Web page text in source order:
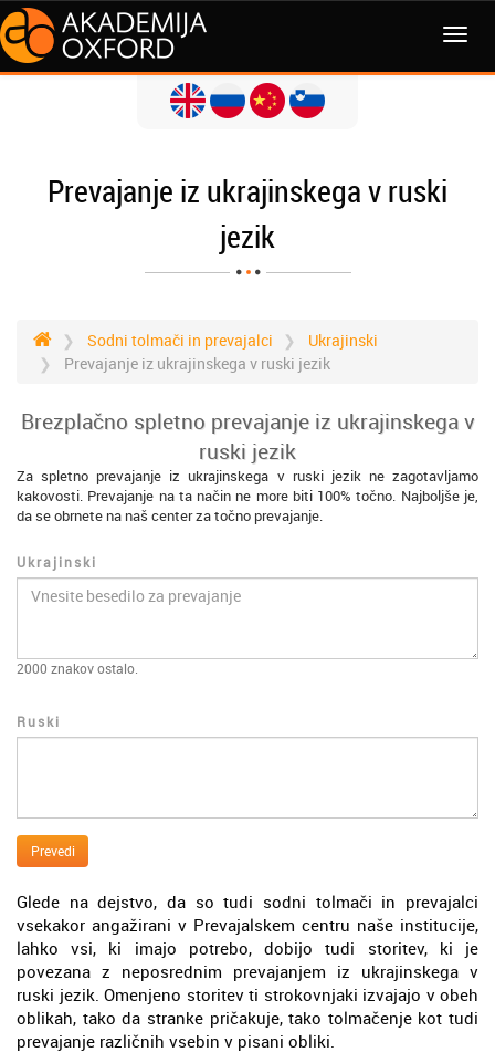
MENI
Prevajanje iz ukrajinskega v ruski
jezik
Sodni tolmači in prevajalci
Ukrajinski
Prevajanje iz ukrajinskega v ruski jezik
Brezplačno spletno prevajanje iz ukrajinskega v
ruski jezik
Za spletno prevajanje iz ukrajinskega v ruski jezik ne zagotavljamo
kakovosti. Prevajanje na ta način ne more biti 100% točno. Najboljše je,
da se obrnete na naš center za točno prevajanje.
Ukrajinski
2000 znakov ostalo.
Ruski
Prevedi
Glede na dejstvo, da so tudi sodni tolmači in prevajalci
vsekakor angažirani v Prevajalskem centru naše institucije,
lahko vsi, ki imajo potrebo, dobijo tudi storitev, ki je
povezana z neposrednim prevajanjem iz ukrajinskega v
ruski jezik. Omenjeno storitev ti strokovnjaki izvajajo v obeh
oblikah, tako da stranke pričakuje, tako tolmačenje kot tudi
prevajanje različnih vsebin v pisani obliki.